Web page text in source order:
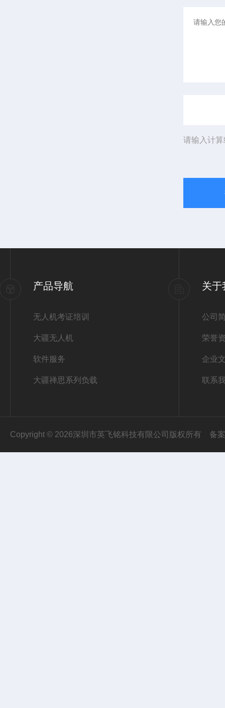
请输入计
产品导航
无人机考证培训
大疆无人机
软件服务
大疆禅思系列负载
关于
公司
荣誉
企业
联系
Copyright © 2026深圳市英飞铭科技有限公司版权所有 备